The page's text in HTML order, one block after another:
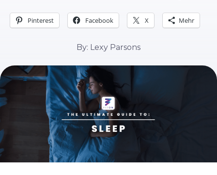
Pinterest Facebook X Mehr
By: Lexy Parsons